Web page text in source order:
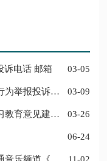
诉电话 邮箱 03-05
03-09
03-26
06-24